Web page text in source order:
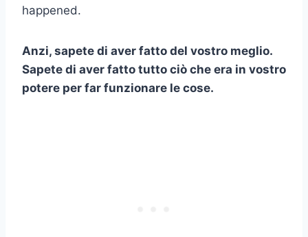
happened.
Anzi, sapete di aver fatto del vostro meglio.
Sapete di aver fatto tutto ciò che era in vostro
potere per far funzionare le cose.